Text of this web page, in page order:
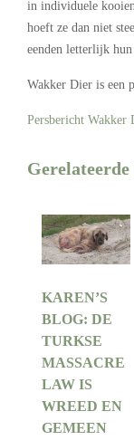
in individuele
hoeft ze dan niet
eenden letterlijk
Wakker Dier is een
Persbericht Wakker
KAREN’S
BLOG: DE
TURKSE
MASSACRE
LAW IS
WREED EN
GEMEEN